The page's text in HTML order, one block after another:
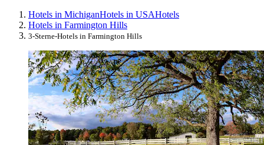
Hotels in MichiganHotels in USAHotels
Hotels in Farmington Hills
3-Sterne-Hotels in Farmington Hills